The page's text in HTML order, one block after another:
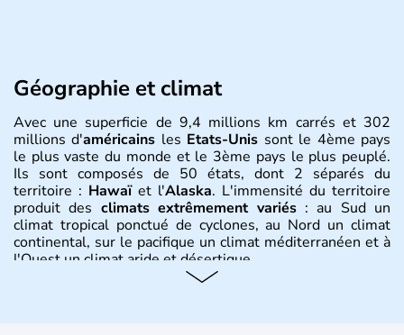
Géographie et climat
Avec une superficie de 9,4 millions km carrés et 302
millions d'américains les Etats-Unis sont le 4ème pays
le plus vaste du monde et le 3ème pays le plus peuplé.
Ils sont composés de 50 états, dont 2 séparés du
territoire : Hawaïet l'Alaska. L'immensité du territoire
produit des climats extrêmement variés: au Sud un
climat tropical ponctué de cyclones, au Nord un climat
continental, sur le pacifique un climat méditerranéen et à
l'Ouest un climat aride et désertique.